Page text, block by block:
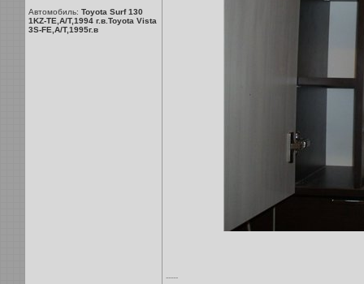
Автомобиль: Toyota Surf 130
1KZ-TE,A/T,1994 г.в.Toyota Vista
3S-FE,A/T,1995г.в
-----